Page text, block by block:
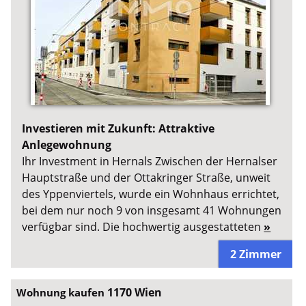
Investieren mit Zukunft: Attraktive
Anlegewohnung
Ihr Investment in Hernals Zwischen der Hernalser
Hauptstraße und der Ottakringer Straße, unweit
des Yppenviertels, wurde ein Wohnhaus errichtet,
bei dem nur noch 9 von insgesamt 41 Wohnungen
verfügbar sind. Die hochwertig ausgestatteten »
2 Zimmer
Wohnung kaufen 1170 Wien